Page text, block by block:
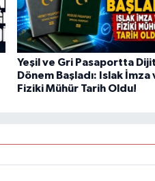
Yeşil ve Gri Pasaportta
Dönem Başladı: Islak İmza
Fiziki Mühür Tarih Oldu!